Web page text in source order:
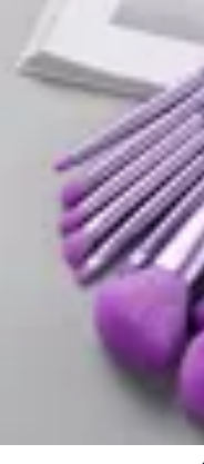
Cursos en Español
Consejos de Aprendizaje
CursosComparativa
Cursos en Español